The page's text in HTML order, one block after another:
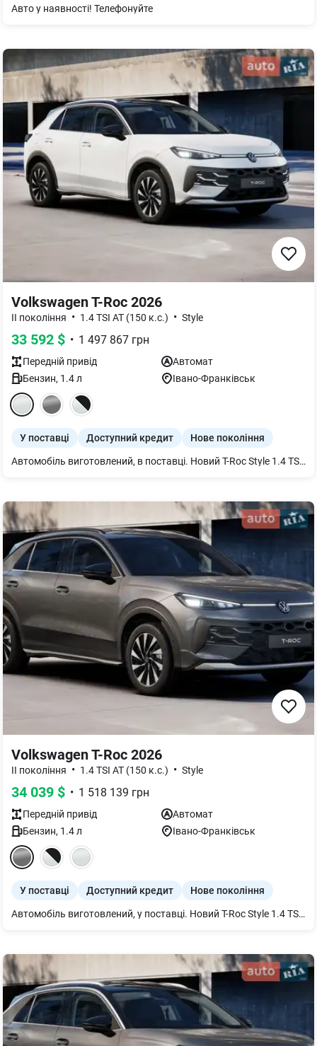
Авто у наявності! Телефонуйте
Volkswagen T-Roc 2026
ІІ покоління • 1.4 TSI AT (150 к.с.) • Style
33 592 $ • 1 497 867 грн
Передній привід
Автомат
Бензин, 1.4л Івано-Франківськ
У поставці Доступний кредит Нове покоління
Автомобіль виготовлений, в поставці. Новий T-Roc Style 1.4 TSI / Бензин / 1.4 л / 150 к.с. / 8-ступ. АКП 2026р.в.
Volkswagen T-Roc 2026
ІІ покоління • 1.4 TSI AT (150 к.с.) • Style
34 039 $ • 1 518 139 грн
Передній привід
Автомат
Бензин, 1.4л Івано-Франківськ
У поставці Доступний кредит Нове покоління
Автомобіль виготовлений, у поставці. Новий T-Roc Style 1.4 TSI / Бензин / 1.4 л / 150 к.с. / 8-ступ. АКП 2026р.в.